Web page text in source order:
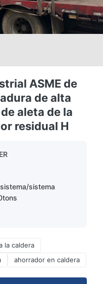
ASME de
de alta
aleta de la
residual H
sistema
la caldera
ahorrador en caldera